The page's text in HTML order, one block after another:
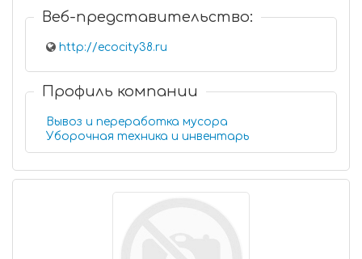
Веб-представительство:
http://ecocity38.ru
Профиль компании
Вывоз и переработка мусора
Уборочная техника и инвентарь